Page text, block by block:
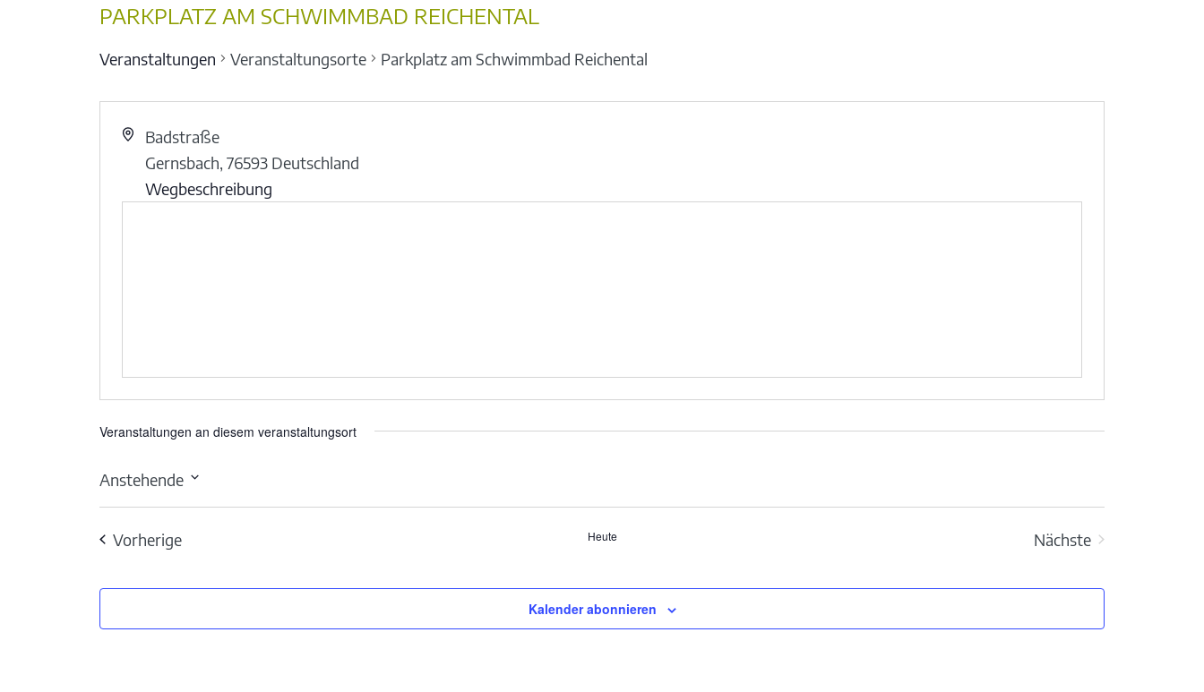
PARKPLATZ AM SCHWIMMBAD REICHENTAL
Veranstaltungen Veranstaltungsorte Parkplatz am Schwimmbad Reichental
Badstraße
Gernsbach 76593 Deutschland
Wegbeschreibung
Veranstaltungen an diesem veranstaltungsort
Anstehende
Datum
VorherigeVeranstaltungen Heute
Nächste
Kalender abonnieren